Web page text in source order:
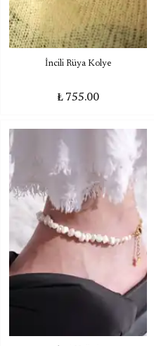
İncili Rüya Kolye
₺ 755.00